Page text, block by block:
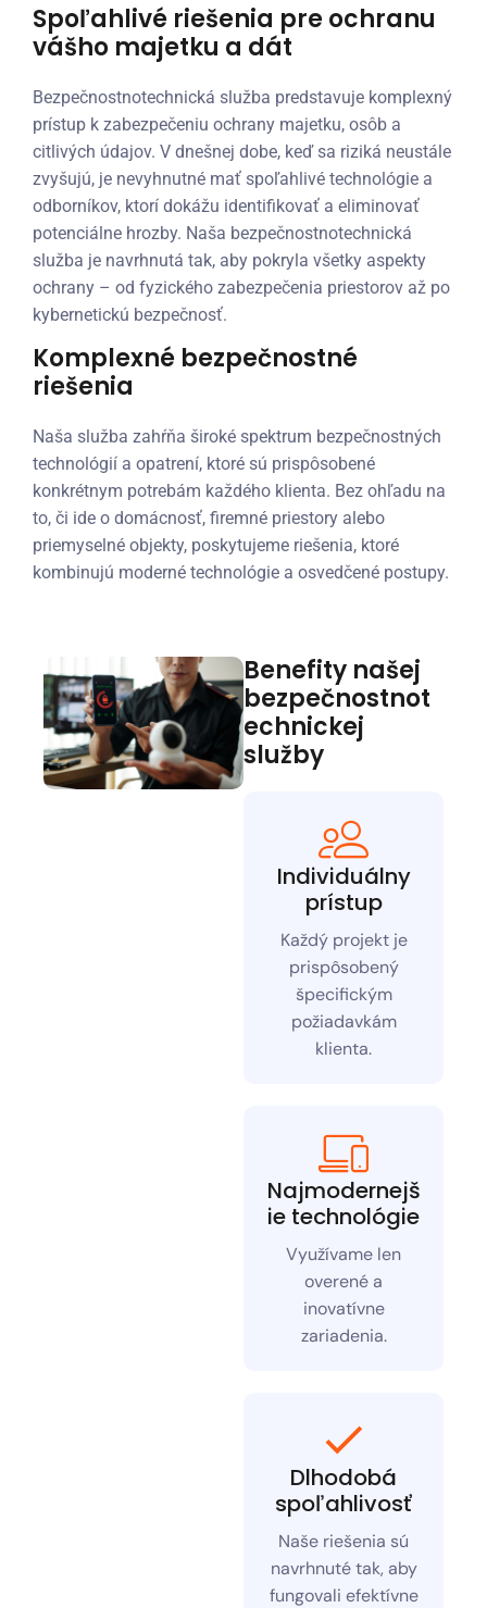
Spoľahlivé riešenia pre ochranu
vášho majetku a dát
Bezpečnostnotechnická služba predstavuje komplexný
prístup k zabezpečeniu ochrany majetku, osôb a
citlivých údajov. V dnešnej dobe, keď sa riziká neustále
zvyšujú, je nevyhnutné mať spoľahlivé technológie a
odborníkov, ktorí dokážu identifikovať a eliminovať
potenciálne hrozby. Naša bezpečnostnotechnická
služba je navrhnutá tak, aby pokryla všetky aspekty
ochrany – od fyzického zabezpečenia priestorov až po
kybernetickú bezpečnosť.
Komplexné bezpečnostné
riešenia
Naša služba zahŕňa široké spektrum bezpečnostných
technológií a opatrení, ktoré sú prispôsobené
konkrétnym potrebám každého klienta. Bez ohľadu na
to, či ide o domácnosť, firemné priestory alebo
priemyselné objekty, poskytujeme riešenia, ktoré
kombinujú moderné technológie a osvedčené postupy.
Benefity našej
bezpečnostnot
echnickej
služby
Individuálny
prístup
Každý projekt je
prispôsobený
špecifickým
požiadavkám
klienta.
Najmodernejš
ie technológie
Využívame len
overené a
inovatívne
zariadenia.
Dlhodobá
spoľahlivosť
Naše riešenia sú
navrhnuté tak, aby
fungovali efektívne